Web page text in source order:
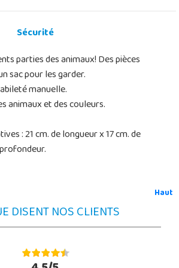
Sécurité
parties des animaux! Des pièces
sac pour les garder.
manuelle.
animaux et des couleurs.
: 21 cm. de longueur x 17 cm. de
Haut
DISENT NOS CLIENTS